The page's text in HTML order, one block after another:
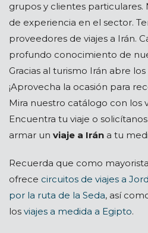
grupos y clientes particulares.
de experiencia en el sector.
proveedores de viajes a Irán.
profundo conocimiento de
Gracias al turismo Irán abre
¡Aprovecha la ocasión para
Mira nuestro catálogo con los
Encuentra tu viaje o
armar un viaje a Irán a tu
Recuerda que como
ofrece circuitos de viajes a
por la ruta de la Seda, así
los viajes a medida a Egipto.